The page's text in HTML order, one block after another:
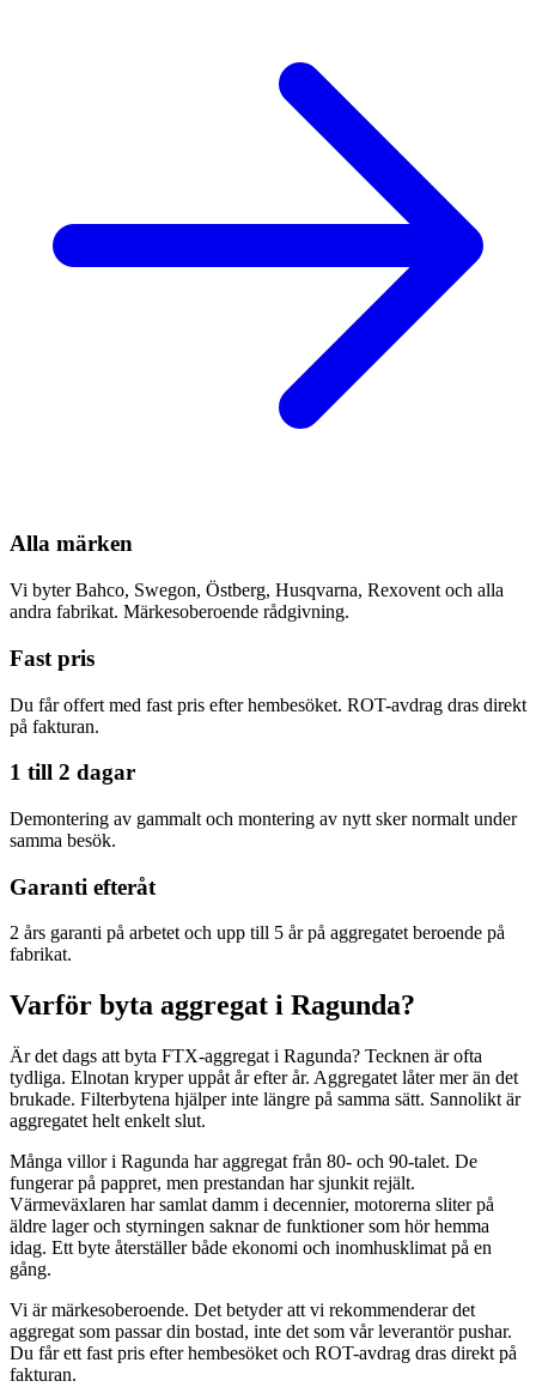
Alla märken
Vi byter Bahco, Swegon, Östberg, Husqvarna, Rexovent och alla
andra fabrikat. Märkesoberoende rådgivning.
Fast pris
Du får offert med fast pris efter hembesöket. ROT-avdrag dras direkt
på fakturan.
1 till 2 dagar
Demontering av gammalt och montering av nytt sker normalt under
samma besök.
Garanti efteråt
2 års garanti på arbetet och upp till 5 år på aggregatet beroende på
fabrikat.
Varför byta aggregat i Ragunda?
Är det dags att byta FTX-aggregat i Ragunda? Tecknen är ofta
tydliga. Elnotan kryper uppåt år efter år. Aggregatet låter mer än det
brukade. Filterbytena hjälper inte längre på samma sätt. Sannolikt är
aggregatet helt enkelt slut.
Många villor i Ragunda har aggregat från 80- och 90-talet. De
fungerar på pappret, men prestandan har sjunkit rejält.
Värmeväxlaren har samlat damm i decennier, motorerna sliter på
äldre lager och styrningen saknar de funktioner som hör hemma
idag. Ett byte återställer både ekonomi och inomhusklimat på en
gång.
Vi är märkesoberoende. Det betyder att vi rekommenderar det
aggregat som passar din bostad, inte det som vår leverantör pushar.
Du får ett fast pris efter hembesöket och ROT-avdrag dras direkt på
fakturan.